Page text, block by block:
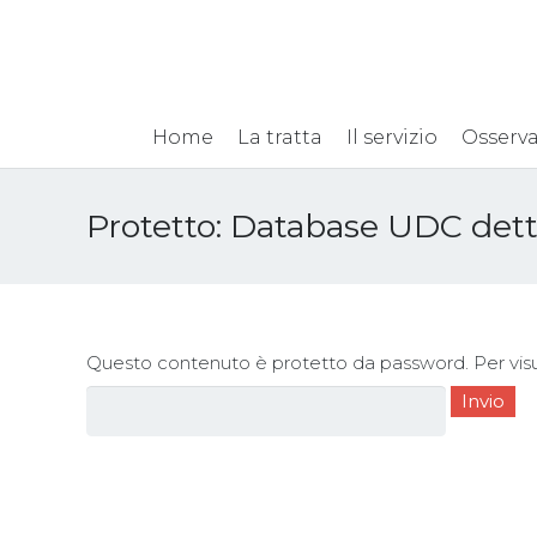
Home La tratta Il servizio
Protetto: Database UDC
Questo contenuto è protetto da password. Per